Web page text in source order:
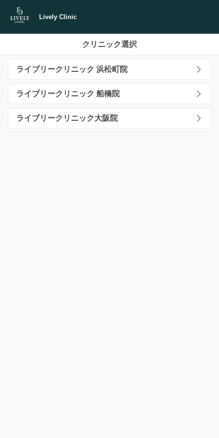
Lively Clinic
クリニック選択
ライブリークリニック 浜松町院
ライブリークリニック 船橋院
ライブリークリニック大阪院